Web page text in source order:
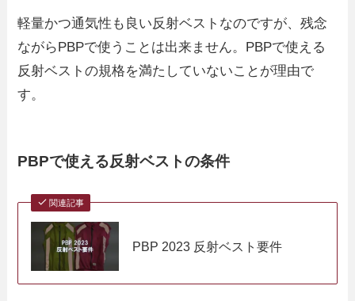
軽量かつ通気性も良い反射ベストなのですが、残念
ながらPBPで使うことは出来ません。PBPで使える
反射ベストの規格を満たしていないことが理由で
す。
PBPで使える反射ベストの条件
関連記事
PBP 2023 反射ベスト要件